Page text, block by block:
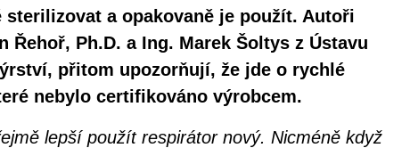
a opakovaně je použít. Autoři
Řehoř, Ph.D. a Ing. Marek Šoltys z Ústavu
přitom upozorňují, že jde o rychlé
nebylo certifikováno výrobcem.
lepší použít respirátor nový. Nicméně když